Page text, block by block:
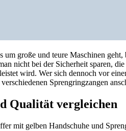
um große und teure Maschinen
nicht bei der Sicherheit sparen,
wird. Wer sich dennoch vor
Sprengringzangen
Qualität vergleichen